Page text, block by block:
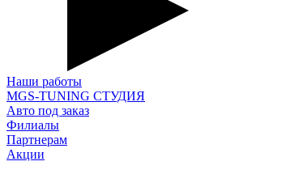
Наши работы
MGS-TUNING СТУДИЯ
Авто под заказ
Филиалы
Партнерам
Акции